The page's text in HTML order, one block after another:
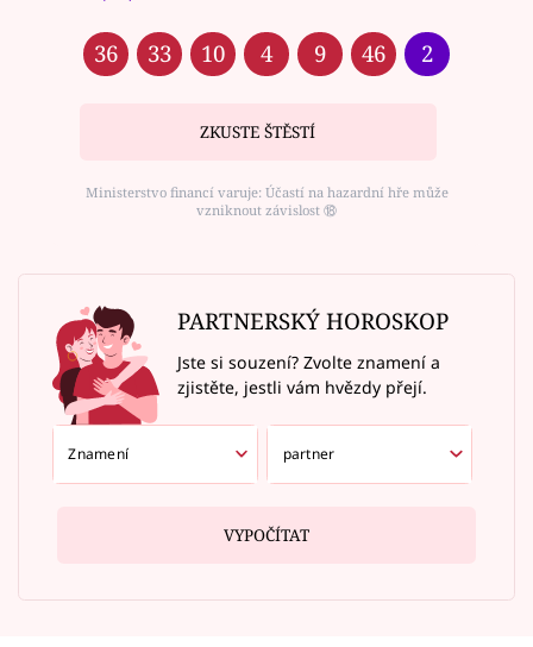
36 33 10 4 9 46 2
ZKUSTE ŠTĚSTÍ
Ministerstvo financí varuje: Účastí na hazardní hře může
vzniknout závislost ⑱
PARTNERSKÝ HOROSKOP
Jste si souzení? Zvolte znamení a
zjistěte, jestli vám hvězdy přejí.
VYPOČÍTAT